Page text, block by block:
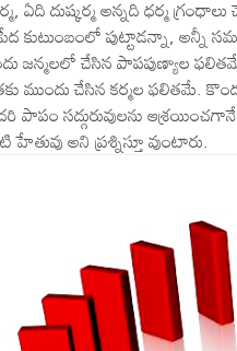
ఏది దుష్కర్మ అన్నది ధర్మ
కుటుంబంలో పుట్టాడన్నా, అన్నీ
జన్మలలో చేసిన పాపపుణ్యాల
ముందు చేసిన కర్మల ఫలితమే.
పాపం సద్గురువులను
అని ప్రశ్నిస్తూ వుంటారు.